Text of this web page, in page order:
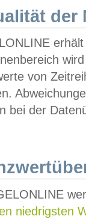
der
von
bei der
niedrigsten